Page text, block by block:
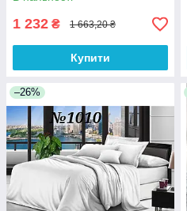
1 232 ₴ 1 663,20 ₴
Купити
–26%